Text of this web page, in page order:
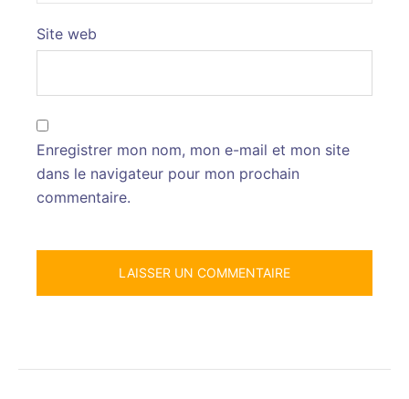
Site web
Enregistrer mon nom, mon e-mail et mon site
dans le navigateur pour mon prochain
commentaire.